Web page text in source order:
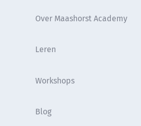
Over Maashorst Academy
Leren
Workshops
Blog